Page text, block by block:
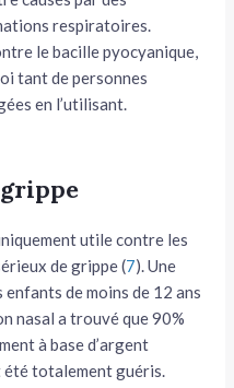
respiratoires.
le bacille pyocyanique,
tant de personnes
en l’utilisant.
utile contre les
de grippe (7). Une
de moins de 12 ans
nasal a trouvé que 90%
à base d’argent
totalement guéris.